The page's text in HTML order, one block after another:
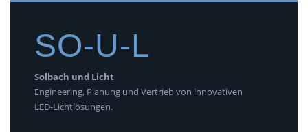
SO-U-L
Solbach und Licht
Engineering, Planung und Vertrieb von innovativen
LED-Lichtlösungen.